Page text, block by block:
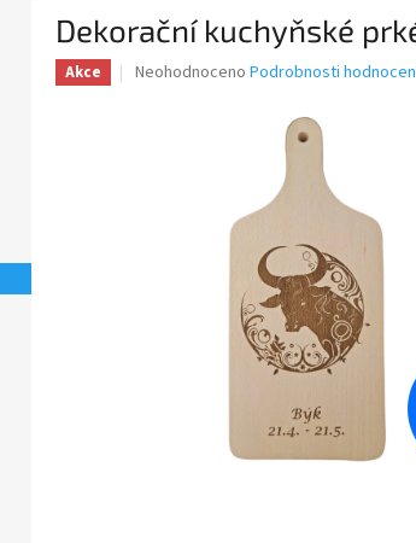
Dekorační kuchyňské
Akce
Průměrné
Neohodnoceno Podrobnosti